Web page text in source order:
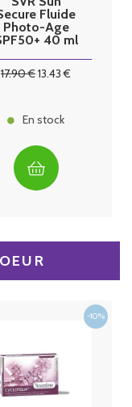
Fluide
Photo-Age
40 ml
17.90€13.43 €
En stock